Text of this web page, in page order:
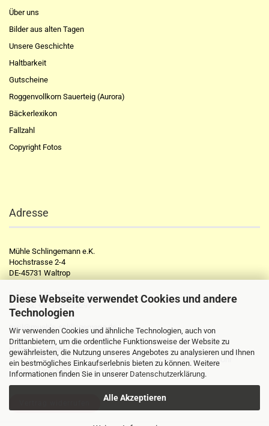
Diese Webseite verwendet Cookies und andere
Technologien
Wir verwenden Cookies und ähnliche Technologien, auch von
Drittanbietern, um die ordentliche Funktionsweise der Website zu
gewährleisten, die Nutzung unseres Angebotes zu analysieren und Ihnen
ein bestmögliches Einkaufserlebnis bieten zu können. Weitere
Informationen finden Sie in unserer Datenschutzerklärung.
Alle Akzeptieren
Über uns
Bilder aus alten Tagen
Unsere Geschichte
Haltbarkeit
Gutscheine
Roggenvollkorn Sauerteig (Aurora)
Bäckerlexikon
Fallzahl
Copyright Fotos
Adresse
Mühle Schlingemann e.K.
Hochstrasse 2-4
DE-45731 Waltrop
Telefon: +49 2309 2776
Telefax: +49 2309 72297
mail@muehle-schlingemann.de
Öffnungszeiten:
Montag - Freitag von 8.00 Uhr - 13.00 Uhr und von 14.00 - 18.00Uhr
Samstag von 8.00 Uhr - 13.00 Uhr